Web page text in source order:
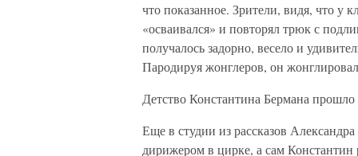
что показанное. Зрители, видя, что у
«осваивался» и повторял трюк с
получалось задорно, весело и
Пародируя жонглеров, он
Детство Константина Бермана прошло
Еще в студии из рассказов
дирижером в цирке, а сам